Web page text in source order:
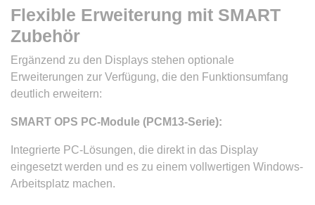
Flexible Erweiterung mit SMART
Zubehör
Ergänzend zu den Displays stehen optionale
Erweiterungen zur Verfügung, die den Funktionsumfang
deutlich erweitern:
SMART OPS PC-Module (PCM13-Serie):
Integrierte PC-Lösungen, die direkt in das Display
eingesetzt werden und es zu einem vollwertigen Windows-
Arbeitsplatz machen.